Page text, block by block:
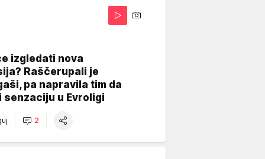
izgledati nova
Raščerupali je
pa napravila tim da
senzaciju u Evroligi
2